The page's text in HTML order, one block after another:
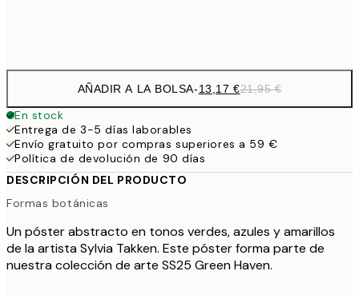
AÑADIR A LA BOLSA-13,17 €21,95 €
En stock
Entrega de 3-5 días laborables
Envío gratuito por compras superiores a 59 €
Política de devolución de 90 días
DESCRIPCIÓN DEL PRODUCTO
Formas botánicas
Un póster abstracto en tonos verdes, azules y amarillos
de la artista Sylvia Takken. Este póster forma parte de
nuestra colección de arte SS25 Green Haven.